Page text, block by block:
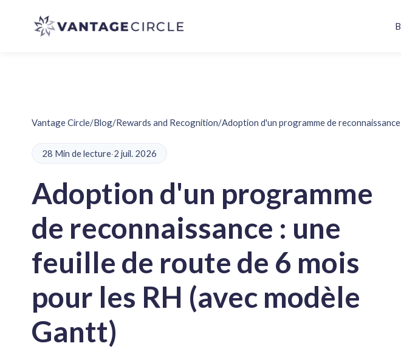
Vantage Circle/Blog/Rewards and Recognition/Adoption d'un programme de
28 Min de lecture·2 juil. 2026
Adoption d'un programme
de reconnaissance : une
feuille de route de 6 mois
pour les RH (avec modèle
Gantt)